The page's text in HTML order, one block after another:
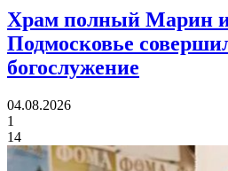
Храм полный Марин
Подмосковье
богослужение
04.08.2026
1
14